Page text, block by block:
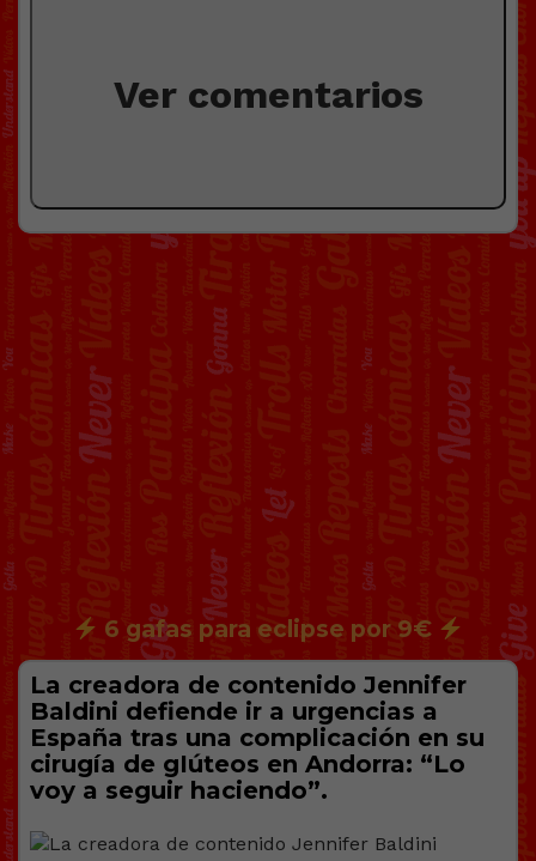
Ver comentarios
6 gafas para eclipse por 9€
La creadora de contenido Jennifer
Baldini defiende ir a urgencias a
España tras una complicación en su
cirugía de gIúteos en Andorra: “Lo
voy a seguir haciendo”.